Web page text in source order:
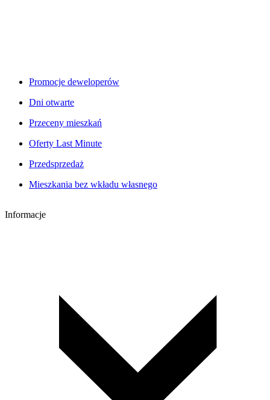
Promocje deweloperów
Dni otwarte
Przeceny mieszkań
Oferty Last Minute
Przedsprzedaż
Mieszkania bez wkładu własnego
Informacje